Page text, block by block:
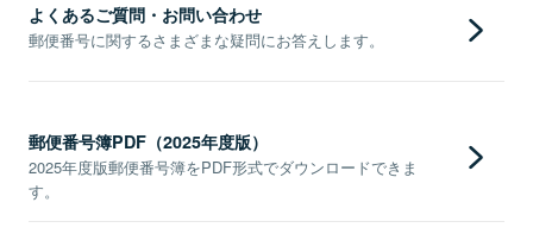
よくあるご質問・お問い合わせ
郵便番号に関するさまざまな疑問にお答えします。
郵便番号簿PDF（2025年度版）
2025年度版郵便番号簿をPDF形式でダウンロードできま
す。